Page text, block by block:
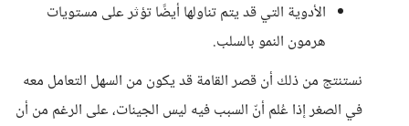
الأدوية التي قد يتم تناولها أيضًا تؤثر على مستويات
هرمون النمو بالسلب.
نستنتج من ذلك أن قصر القامة قد يكون من السهل التعامل معه
في الصغر إذا عُلم أنّ السبب فيه ليس الجينات، على الرغم من أن